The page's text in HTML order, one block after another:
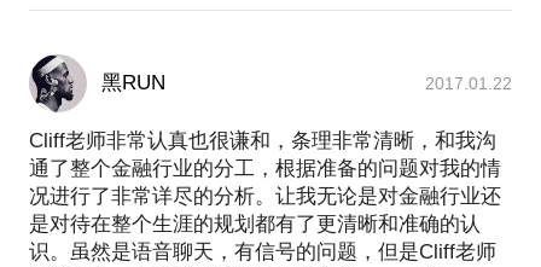
黑RUN 2017.01.22
Cliff老师非常认真也很谦和，条理非常清晰，和我沟
通了整个金融行业的分工，根据准备的问题对我的情
况进行了非常详尽的分析。让我无论是对金融行业还
是对待在整个生涯的规划都有了更清晰和准确的认
识。虽然是语音聊天，有信号的问题，但是Cliff老师